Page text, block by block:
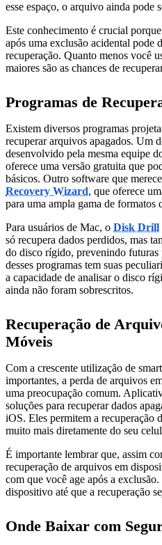
esse espaço, o arquivo ainda pode
Este conhecimento é crucial
após uma exclusão acidental pode
recuperação. Quanto menos você
maiores são as chances de
Programas de
Existem diversos programas
recuperar arquivos apagados. Um
desenvolvido pela mesma equipe
oferece uma versão gratuita que
básicos. Outro software que
Recovery Wizard, que oferece
para uma ampla gama de formatos
Para usuários de Mac, o Disk Drill
só recupera dados perdidos, mas
do disco rígido, prevenindo futuras
desses programas tem suas
a capacidade de analisar o disco
ainda não foram sobrescritos.
Recuperação de
Móveis
Com a crescente utilização de
importantes, a perda de arquivos
uma preocupação comum.
soluções para recuperar dados
iOS. Eles permitem a recuperação
muito mais diretamente do seu
É importante lembrar que, assim
recuperação de arquivos em
com que você age após a
dispositivo até que a recuperação
Onde Baixar com